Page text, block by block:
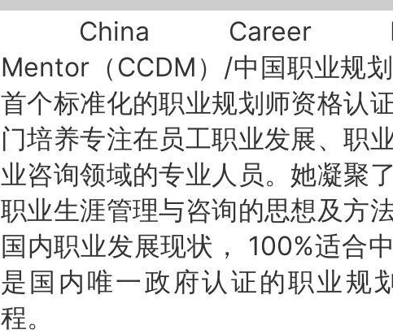
China Career
Mentor（CCDM）/中国职业规
首个标准化的职业规划师资格认
门培养专注在员工职业发展、职
业咨询领域的专业人员。她凝聚
职业生涯管理与咨询的思想及方
国内职业发展现状， 100%适合
是国内唯一政府认证的职业规
程。